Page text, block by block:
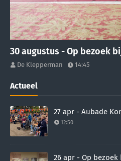
30 augustus - Op bezoek
De Klepperman 14:45
Actueel
27 apr - Aubade
12:50
26 apr - Op bezoek